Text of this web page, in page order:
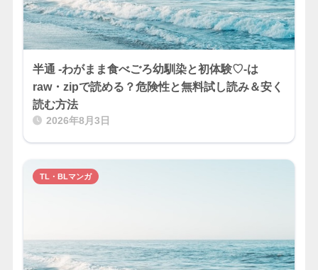
半通 -わがまま食べごろ幼馴染と初体験♡-は
raw・zipで読める？危険性と無料試し読み＆安く
読む方法
2026年8月3日
TL・BLマンガ